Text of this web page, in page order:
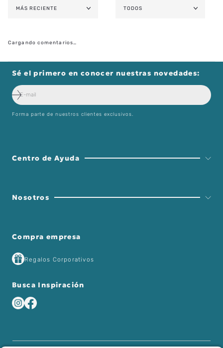
MÁS RECIENTE TODOS
Cargando comentarios…
Sé el primero en conocer nuestras novedades:
Forma parte de nuestros clientes exclusivos.
Centro de Ayuda
Nosotros
Compra empresa
Regalos Corporativos
Busca Inspiración